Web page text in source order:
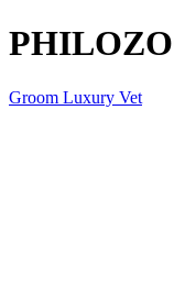
Groom Luxury Vet